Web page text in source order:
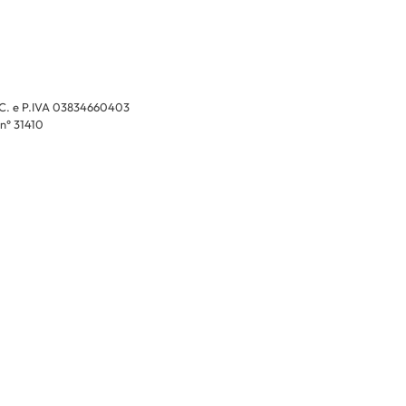
e P.IVA 03834660403
31410